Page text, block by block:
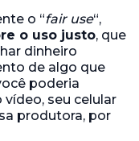
o “fair use“,
o uso justo, que
dinheiro
de algo que
poderia
seu celular
produtora, por